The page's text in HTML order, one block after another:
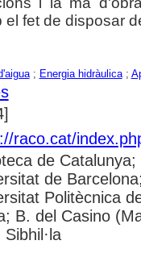
el fet de disposar
; Energia hidràulica;
raco.cat/
de
de
Politècnica
B. del Casino
Sibhil·la